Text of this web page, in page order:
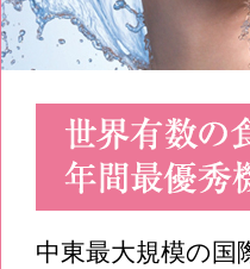
中東最大規模の国